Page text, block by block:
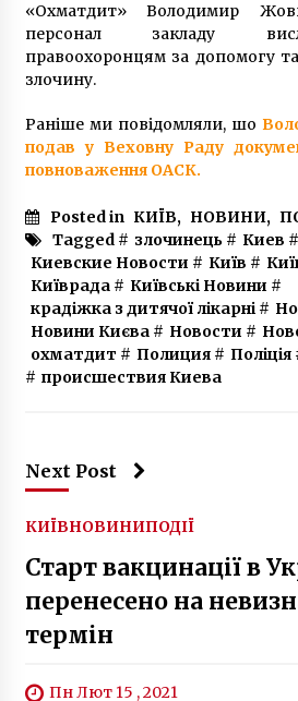
«Охматдит» Володимир
персонал закладу
правоохоронцям за допомогу
злочину.
Раніше ми повідомляли, шо
подав у Веховну Раду
повноваження ОАСК.
Posted in КИЇВ, НОВИНИ,
Tagged # злочинець# Киев #
Киевские Новости # Київ #
Київрада# Київські Новини #
крадіжка з дитячої лікарні#
Новини Києва# Новости #
охматдит # Полиция# Поліція
# происшествия Киева
Next Post
КИЇВНОВИНИПОДІЇ
Старт вакцинації в
перенесено на
термін
Пн Лют 15 , 2021